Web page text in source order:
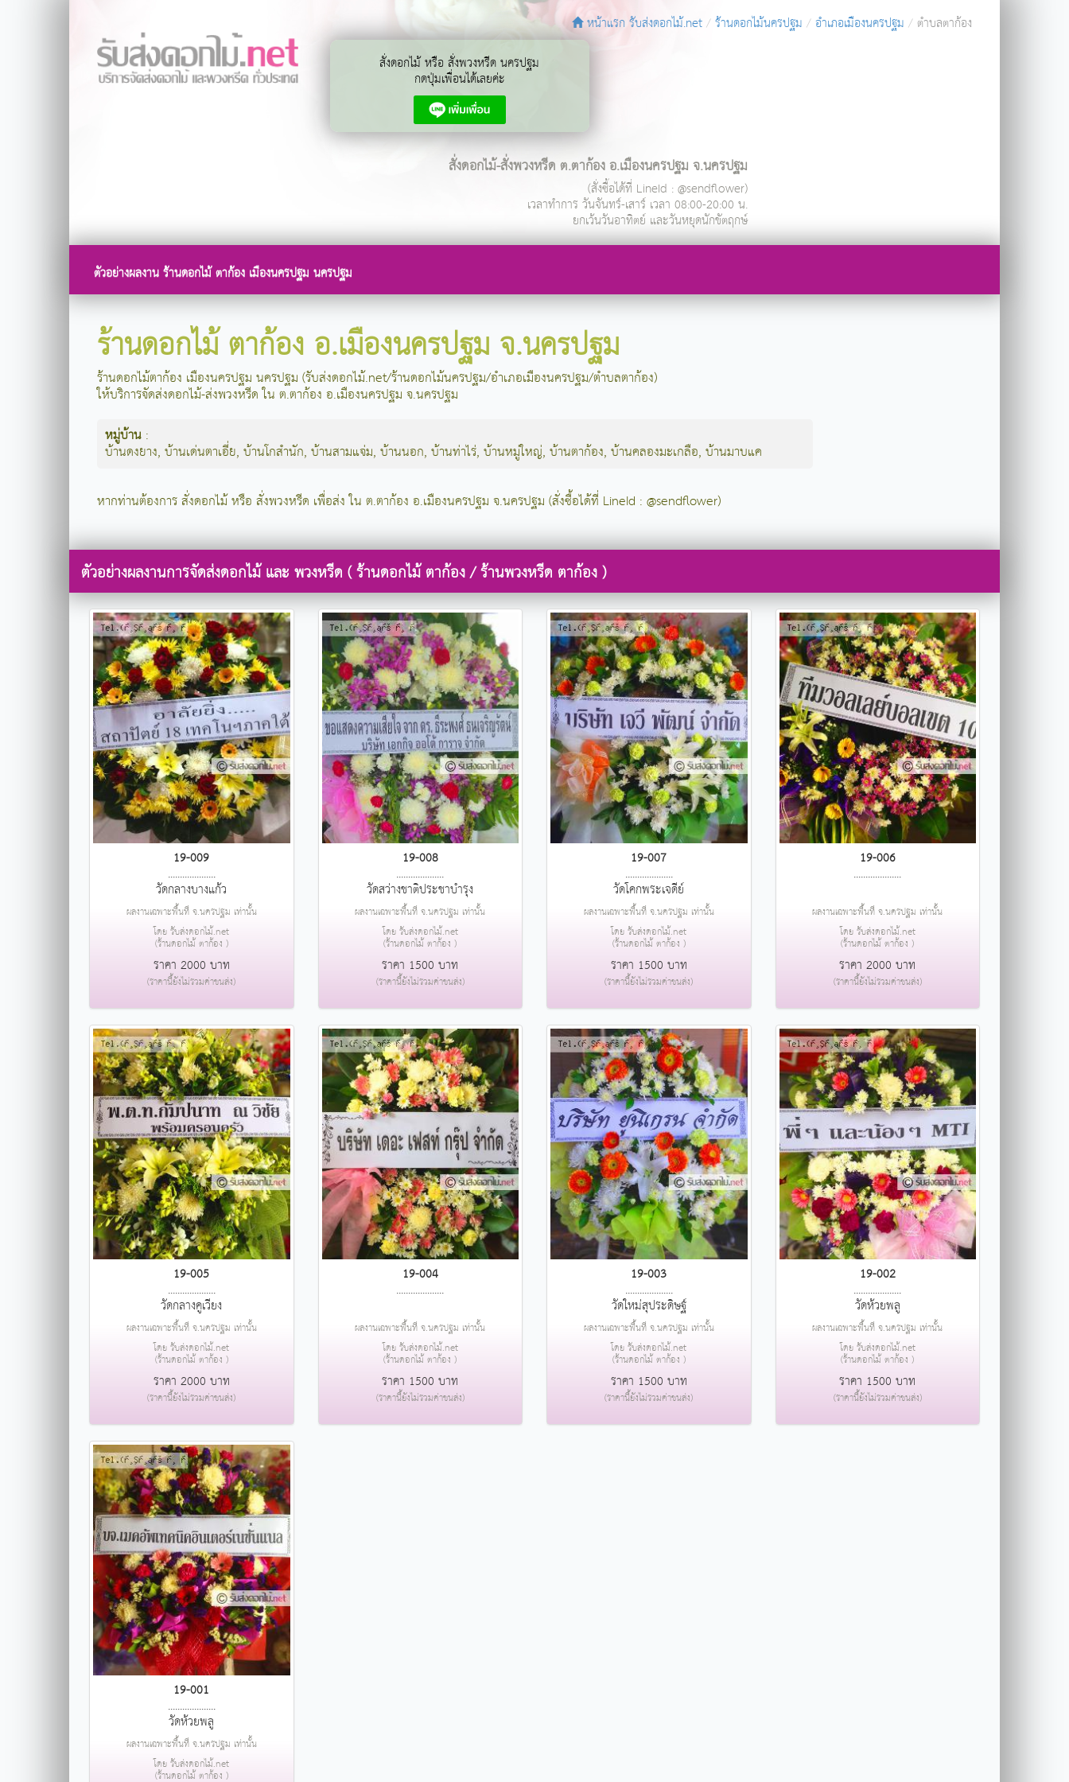
หน้าแรก รับส่งดอกไม้.net ร้านดอกไม้นครปฐม อำเภอเมืองนครปฐม
ตำบลตาก้อง
สั่งดอกไม้ หรือ สั่งพวงหรีด นครปฐม
กดปุ่มเพื่อนได้เลยค่ะ
สั่งดอกไม้-สั่งพวงหรีด ต.ตาก้อง อ.เมืองนครปฐม จ.นครปฐม
(สั่งซื้อได้ที่ LineId : @sendflower)
เวลาทำการ วันจันทร์-เสาร์ เวลา 08:00-20:00 น.
ยกเว้นวันอาทิตย์ และวันหยุดนักขัตฤกษ์
ตัวอย่างผลงาน ร้านดอกไม้ ตาก้อง เมืองนครปฐม นครปฐม
ร้านดอกไม้ ตาก้อง อ.เมืองนครปฐม จ.นครปฐม
ร้านดอกไม้ตาก้อง เมืองนครปฐม นครปฐม (รับส่งดอกไม้.net/ร้านดอกไม้นครปฐม/อำเภอเมืองนครปฐม/ตำบลตาก้อง)
ให้บริการจัดส่งดอกไม้-ส่งพวงหรีด ใน ต.ตาก้อง อ.เมืองนครปฐม จ.นครปฐม
หมู่บ้าน :
บ้านดงยาง, บ้านเด่นตาเอี่ย, บ้านโกสำนัก, บ้านสามแจ่ม, บ้านนอก, บ้านท่าไร่, บ้านหมู่ใหญ่, บ้านตาก้อง, บ้านคลองมะเกลือ, บ้านมาบแค
หากท่านต้องการ สั่งดอกไม้ หรือ สั่งพวงหรีด เพื่อส่ง ใน ต.ตาก้อง อ.เมืองนครปฐม จ.นครปฐม (สั่งซื้อได้ที่ LineId : @sendflower)
ตัวอย่างผลงานการจัดส่งดอกไม้ และ พวงหรีด ( ร้านดอกไม้ ตาก้อง / ร้านพวงหรีด ตาก้อง )
19-009
....................
วัดกลางบางแก้ว
ผลงานเฉพาะพื้นที่ จ.นครปฐม เท่านั้น
โดย รับส่งดอกไม้.net
(ร้านดอกไม้ ตาก้อง )
ราคา 2000 บาท
(ราคานี้ยังไม่รวมค่าขนส่ง)
19-008
....................
วัดสว่างชาติประชาบำรุง
ผลงานเฉพาะพื้นที่ จ.นครปฐม เท่านั้น
โดย รับส่งดอกไม้.net
(ร้านดอกไม้ ตาก้อง )
ราคา 1500 บาท
(ราคานี้ยังไม่รวมค่าขนส่ง)
19-007
....................
วัดโคกพระเจดีย์
ผลงานเฉพาะพื้นที่ จ.นครปฐม เท่านั้น
โดย รับส่งดอกไม้.net
(ร้านดอกไม้ ตาก้อง )
ราคา 1500 บาท
(ราคานี้ยังไม่รวมค่าขนส่ง)
19-006
....................
ผลงานเฉพาะพื้นที่ จ.นครปฐม เท่านั้น
โดย รับส่งดอกไม้.net
(ร้านดอกไม้ ตาก้อง )
ราคา 2000 บาท
(ราคานี้ยังไม่รวมค่าขนส่ง)
19-005
....................
วัดกลางคูเวียง
ผลงานเฉพาะพื้นที่ จ.นครปฐม เท่านั้น
โดย รับส่งดอกไม้.net
(ร้านดอกไม้ ตาก้อง )
ราคา 2000 บาท
(ราคานี้ยังไม่รวมค่าขนส่ง)
19-004
....................
ผลงานเฉพาะพื้นที่ จ.นครปฐม เท่านั้น
โดย รับส่งดอกไม้.net
(ร้านดอกไม้ ตาก้อง )
ราคา 1500 บาท
(ราคานี้ยังไม่รวมค่าขนส่ง)
19-003
....................
วัดใหม่สุประดิษฐ์
ผลงานเฉพาะพื้นที่ จ.นครปฐม เท่านั้น
โดย รับส่งดอกไม้.net
(ร้านดอกไม้ ตาก้อง )
ราคา 1500 บาท
(ราคานี้ยังไม่รวมค่าขนส่ง)
19-002
....................
วัดห้วยพลู
ผลงานเฉพาะพื้นที่ จ.นครปฐม เท่านั้น
โดย รับส่งดอกไม้.net
(ร้านดอกไม้ ตาก้อง )
ราคา 1500 บาท
(ราคานี้ยังไม่รวมค่าขนส่ง)
19-001
....................
วัดห้วยพลู
ผลงานเฉพาะพื้นที่ จ.นครปฐม เท่านั้น
โดย รับส่งดอกไม้.net
(ร้านดอกไม้ ตาก้อง )